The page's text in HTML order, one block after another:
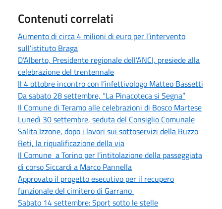
Contenuti correlati
Aumento di circa 4 milioni di euro per l’intervento
sull’istituto Braga
D’Alberto, Presidente regionale dell’ANCI, presiede alla
celebrazione del trentennale
Il 4 ottobre incontro con l’infettivologo Matteo Bassetti
Da sabato 28 settembre, “La Pinacoteca si Segna”
Il Comune di Teramo alle celebrazioni di Bosco Martese
Lunedì 30 settembre, seduta del Consiglio Comunale
Salita Izzone, dopo i lavori sui sottoservizi della Ruzzo
Reti, la riqualificazione della via
Il Comune a Torino per l’intitolazione della passeggiata
di corso Siccardi a Marco Pannella
Approvato il progetto esecutivo per il recupero
funzionale del cimitero di Garrano
Sabato 14 settembre: Sport sotto le stelle